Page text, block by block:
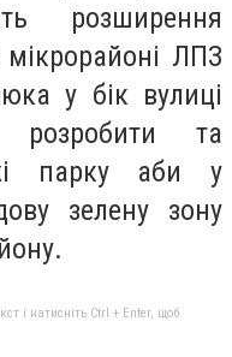
розширення
ЛПЗ
у бік вулиці
та
парку аби у
зелену зону
і натисніть Ctrl + Enter, щоб